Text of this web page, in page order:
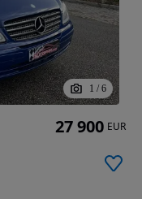
1 / 6
27 900 EUR